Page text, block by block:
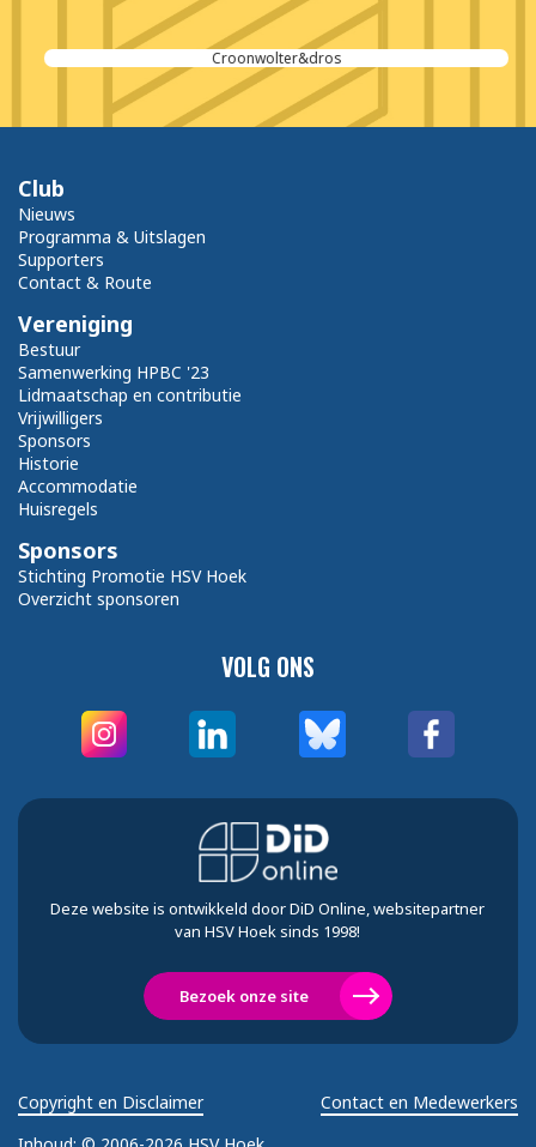
Croonwolter&dros
VOLG ONS
Club
Nieuws
Programma & Uitslagen
Supporters
Contact & Route
Vereniging
Bestuur
Samenwerking HPBC '23
Lidmaatschap en contributie
Vrijwilligers
Sponsors
Historie
Accommodatie
Huisregels
Sponsors
Stichting Promotie HSV Hoek
Overzicht sponsoren
Deze website is ontwikkeld door DiD Online, websitepartner
van HSV Hoek sinds 1998!
Bezoek onze site
Copyright en Disclaimer Contact en Medewerkers